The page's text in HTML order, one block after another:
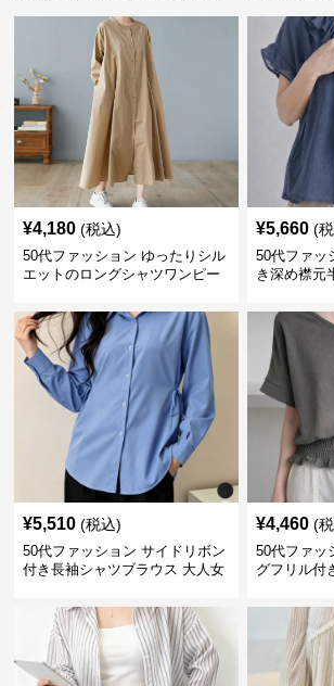
¥4,180 (税込)
50代ファッション ゆったりシル
エットのロングシャツワンピー
¥5,660 (
50代ファッ
き深め襟元
¥5,510 (税込)
50代ファッション サイドリボン
付き長袖シャツブラウス 大人女
¥4,460 (
50代ファッ
グフリル付